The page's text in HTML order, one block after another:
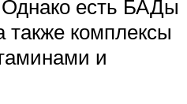
есть БАДы
также комплексы
и